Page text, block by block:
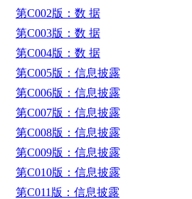
第C002版：数 据
第C003版：数 据
第C004版：数 据
第C005版：信息披露
第C006版：信息披露
第C007版：信息披露
第C008版：信息披露
第C009版：信息披露
第C010版：信息披露
第C011版：信息披露